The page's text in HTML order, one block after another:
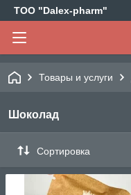
ТОО "Dalex-pharm"
Товары и услуги
Шоколад
Сортировка